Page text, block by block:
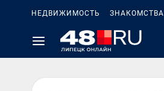
НЕДВИЖИМОСТЬ ЗНАКОМСТВА